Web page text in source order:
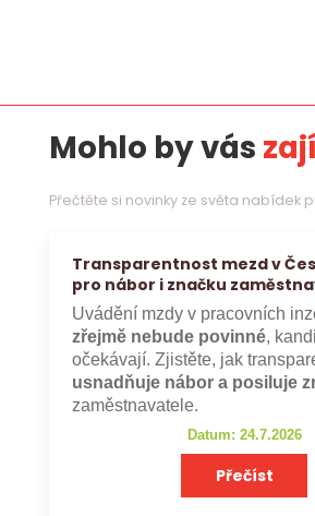
Mohlo by vás
Přečtěte si novinky ze světa nabídek
Transparentnost mezd v
pro nábor i značku
Uvádění mzdy v pracovních
zřejmě nebude povinné,
očekávají. Zjistěte, jak
usnadňuje nábor a posiluje
zaměstnavatele.
Datum: 24.7.2026
Přečíst